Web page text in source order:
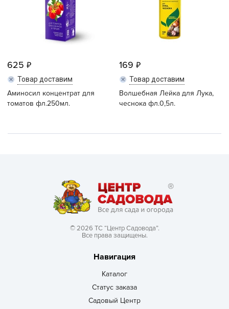
625
Товар доставим
Аминосил концентрат для
томатов фл.250мл.
169
Товар доставим
Волшебная Лейка для Лука,
чеснока фл.0,5л.
© 2026 ТС “Центр Садовода”.
Все права защищены.
Навигация
Каталог
Статус заказа
Садовый Центр